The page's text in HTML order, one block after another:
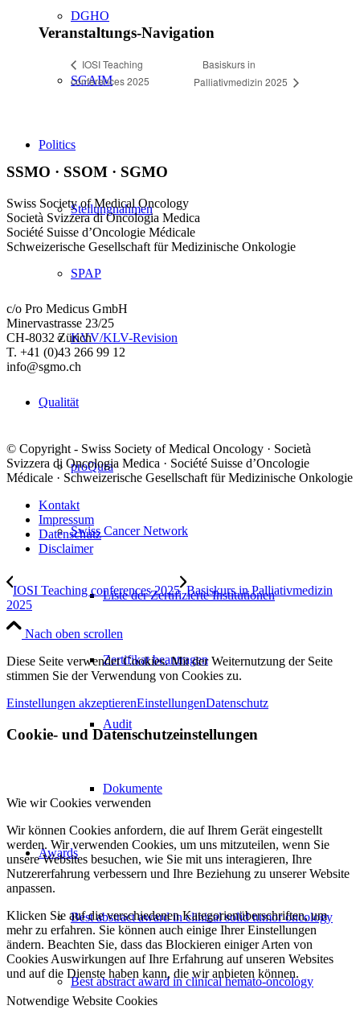
DGHO
SGAIM
Politics
Stellungnahmen
SPAP
KVV/KLV-Revision
Qualität
proQura
Swiss Cancer Network
Liste der Zertifizierte Institutionen
Zertifikat beantragen
Audit
Dokumente
Awards
Best abstract award in clinical solid tumor oncology
Best abstract award in clinical hemato-oncology
Veranstaltungs-Navigation
IOSI Teaching
conferences 2025
Basiskurs in
Palliativmedizin 2025
SSMO · SSOM · SGMO
Swiss Society of Medical Oncology
Società Svizzera di Oncologia Medica
Société Suisse d’Oncologie Médicale
Schweizerische Gesellschaft für Medizinische Onkologie
c/o Pro Medicus GmbH
Minervastrasse 23/25
CH-8032 Zürich
T. +41 (0)43 266 99 12
info@sgmo.ch
© Copyright - Swiss Society of Medical Oncology · Società
Svizzera di Oncologia Medica · Société Suisse d’Oncologie
Médicale · Schweizerische Gesellschaft für Medizinische Onkologie
Kontakt
Impressum
Datenschutz
Disclaimer
IOSI Teaching conferences 2025 Basiskurs in Palliativmedizin
2025
Nach oben scrollen
Diese Seite verwendet Cookies. Mit der Weiternutzung der Seite
stimmen Sie der Verwendung von Cookies zu.
Einstellungen akzeptierenEinstellungenDatenschutz
Cookie- und Datenschutzeinstellungen
Wie wir Cookies verwenden
Wir können Cookies anfordern, die auf Ihrem Gerät eingestellt
werden. Wir verwenden Cookies, um uns mitzuteilen, wenn Sie
unsere Websites besuchen, wie Sie mit uns interagieren, Ihre
Nutzererfahrung verbessern und Ihre Beziehung zu unserer Website
anpassen.
Klicken Sie auf die verschiedenen Kategorienüberschriften, um
mehr zu erfahren. Sie können auch einige Ihrer Einstellungen
ändern. Beachten Sie, dass das Blockieren einiger Arten von
Cookies Auswirkungen auf Ihre Erfahrung auf unseren Websites
und auf die Dienste haben kann, die wir anbieten können.
Notwendige Website Cookies